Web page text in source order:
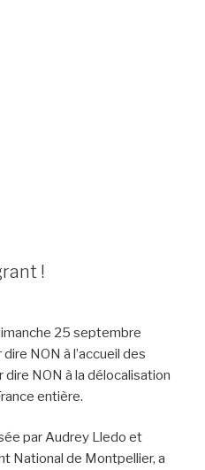
!
25 septembre
NON à l’accueil des
NON à la délocalisation
entière.
par Audrey Lledo et
National de Montpellier, a